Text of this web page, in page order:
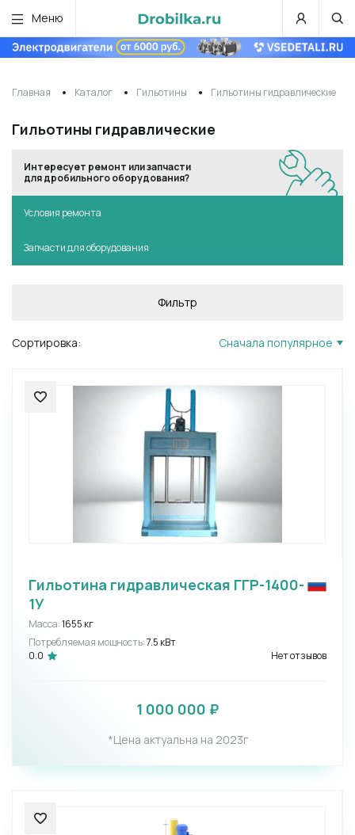
Меню
Главная Каталог Гильотины Гильотины гидравлические
Гильотины гидравлические
Интересует ремонт или запчасти
для дробильного оборудования?
Условия ремонта
Запчасти для оборудования
Фильтр
Сортировка: Сначала популярное
Гильотина гидравлическая ГГР-1400-
1У
Масса:1655 кг
Потребляемая мощность:7.5 кВт
0.0
Нет отзывов
1 000 000 ₽
*Цена актуальна на 2023г